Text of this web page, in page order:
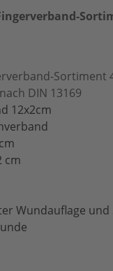
Sortiment
DIN 13169
12x2cm
cm
Wundauflage und